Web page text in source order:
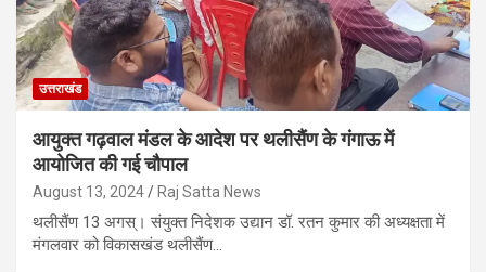
उत्तराखंड
आयुक्त गढ़वाल मंडल के आदेश पर थलीसैंण के गंगाऊ में
आयोजित की गई चौपाल
August 13, 2024 Raj Satta News
थलीसैंण 13 अगस्। संयुक्त निदेशक उद्यान डॉ. रतन कुमार की अध्यक्षता में
मंगलवार को विकासखंड थलीसैंण…